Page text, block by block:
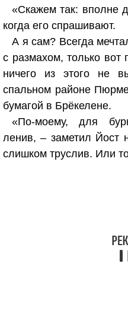
«Скажем так: вполне
когда его спрашивают.
А я сам? Всегда
с размахом, только
ничего из этого не
спальном районе
бумагой в Брёкелене.
«По-моему, для
ленив, – заметил Йост
слишком труслив. Или